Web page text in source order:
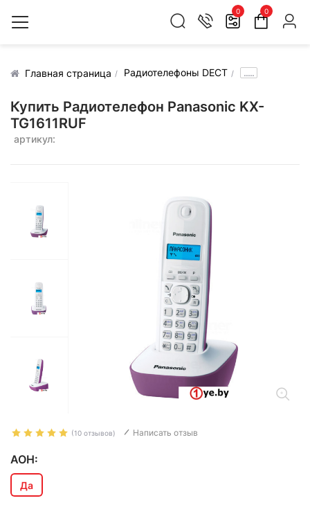
0 0
Главная страница Радиотелефоны DECT .....
Купить Радиотелефон Panasonic KX-
TG1611RUF
артикул:
(10 отзывов) Написать отзыв
АОН:
Да